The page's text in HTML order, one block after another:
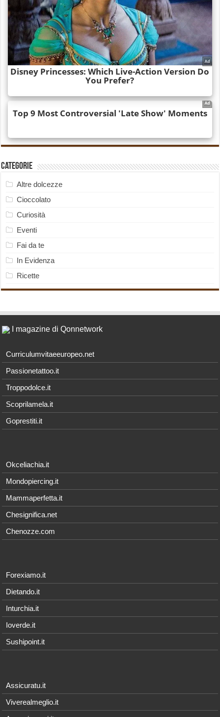
Categorie
Altre dolcezze
Cioccolato
Curiosità
Eventi
Fai da te
In Evidenza
Ricette
I magazine di Qonnetwork
Curriculumvitaeeuropeo.net
Passionetattoo.it
Troppodolce.it
Scoprilamela.it
Goprestiti.it
Okceliachia.it
Mondopiercing.it
Mammaperfetta.it
Chesignifica.net
Chenozze.com
Forexiamo.it
Dietando.it
Inturchia.it
Ioverde.it
Sushipoint.it
Assicuratu.it
Viverealmeglio.it